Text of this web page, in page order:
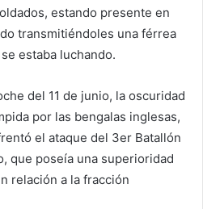
estando presente en
transmitiéndoles una férrea
estaba luchando.
del 11 de junio, la oscuridad
por las bengalas inglesas,
el ataque del 3er Batallón
que poseía una superioridad
relación a la fracción